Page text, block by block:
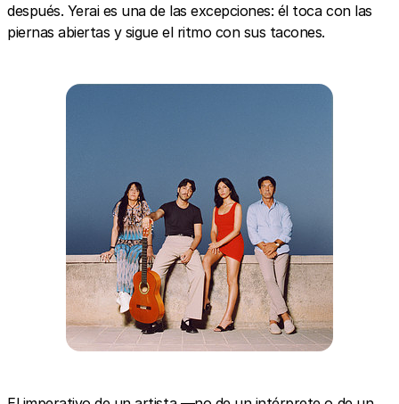
después. Yerai es una de las excepciones: él toca con las
piernas abiertas y sigue el ritmo con sus tacones.